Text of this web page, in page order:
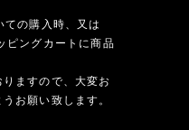
の購入時、又は
ピングカートに商品
ますので、大変お
お願い致します。